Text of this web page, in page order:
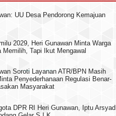
UU Desa Pendorong Kemajuan
2029, Heri Gunawan Minta Warga
Memilih, Tapi Ikut Mengawal
Soroti Layanan ATR/BPN Masih
Penyederhanaan Regulasi Benar-
Masyarakat
DPR RI Heri Gunawan, Iptu Arsyad